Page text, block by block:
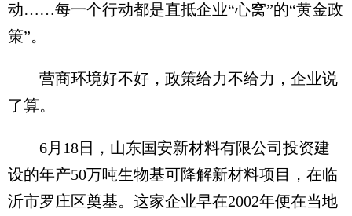
动……每一个行动都是直抵企业“心窝”的“黄金政
策”。
营商环境好不好，政策给力不给力，企业说
了算。
6月18日，山东国安新材料有限公司投资建
设的年产50万吨生物基可降解新材料项目，在临
沂市罗庄区奠基。这家企业早在2002年便在当地